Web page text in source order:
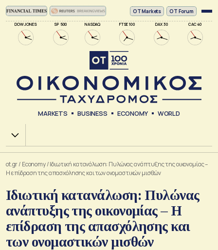
DOW JONES SP 500 NASDAQ FTSE 100 DAX 30 CAC 40
ΟΤ Markets OT Forum
MARKETS BUSINESS ECONOMY WORLD
Χ.Α.
ot.gr/ Economy/Ιδιωτική κατανάλωση: Πυλώνας ανάπτυξης της οικονομίας –
Η επίδραση της απασχόλησης και των ονομαστικών μισθών
Ιδιωτική κατανάλωση: Πυλώνας
ανάπτυξης της οικονομίας – Η
επίδραση της απασχόλησης και
των ονομαστικών μισθών